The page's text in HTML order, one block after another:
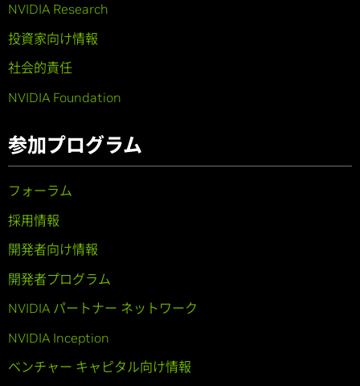
NVIDIA Research
投資家向け情報
社会的責任
NVIDIA Foundation
参加プログラム
フォーラム
採用情報
開発者向け情報
開発者プログラム
NVIDIA パートナー ネットワーク
NVIDIA Inception
ベンチャー キャピタル向け情報